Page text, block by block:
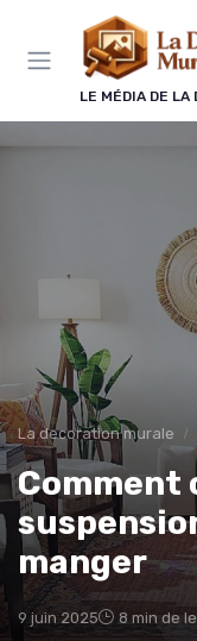
LE MÉDIA DE LA
La decoration murale
Comment
manger
9 juin 2025 8 min de
Panneau de gestion